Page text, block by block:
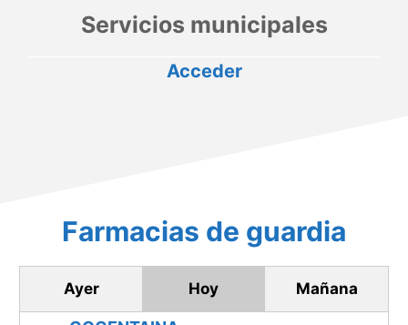
Servicios municipales
Acceder
Farmacias de guardia
Ayer Hoy Mañana